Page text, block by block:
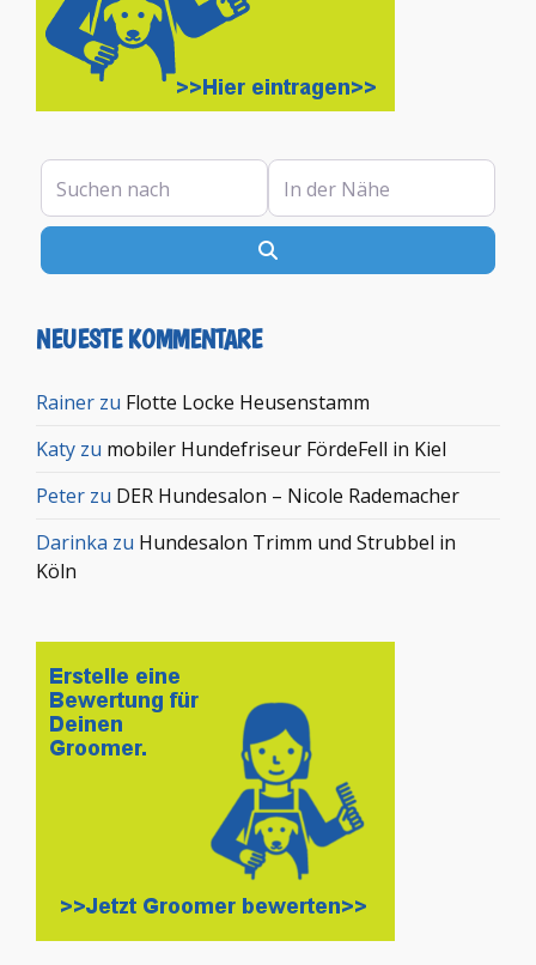
Suchen nach In der Nähe
NEUESTE KOMMENTARE
Rainer zu Flotte Locke Heusenstamm
Katy zu mobiler Hundefriseur FördeFell in Kiel
Peter zu DER Hundesalon – Nicole Rademacher
Darinka zu Hundesalon Trimm und Strubbel in
Köln